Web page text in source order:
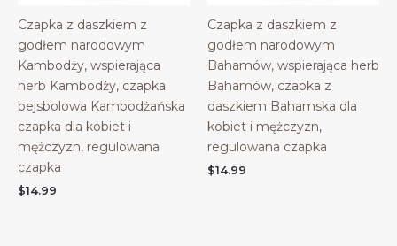
Czapka z daszkiem z
godłem narodowym
Kambodży, wspierająca
herb Kambodży, czapka
bejsbolowa Kambodżańska
czapka dla kobiet i
mężczyzn, regulowana
czapka
$14.99
Czapka z daszkiem z
godłem narodowym
Bahamów, wspierająca herb
Bahamów, czapka z
daszkiem Bahamska dla
kobiet i mężczyzn,
regulowana czapka
$14.99